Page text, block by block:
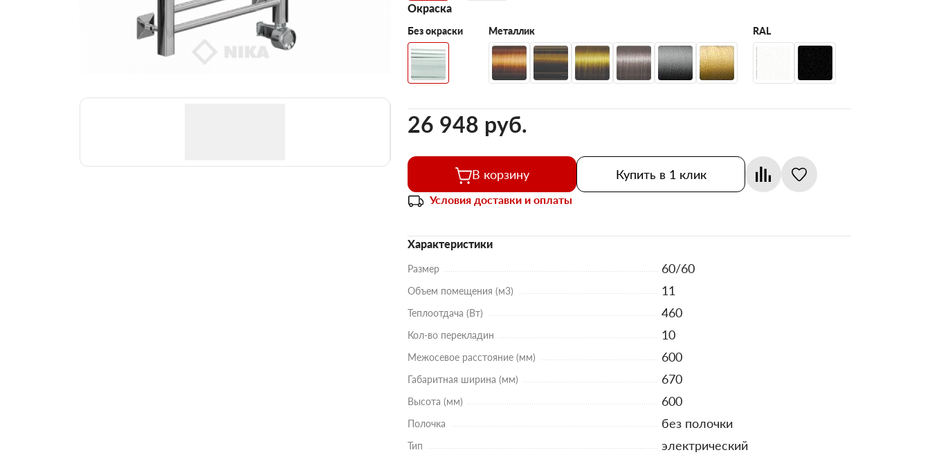
Окраска
Без окраски Металлик RAL
26 948 pуб.
В корзину Купить в 1 клик
Условия доставки и оплаты
Характеристики
Размер 60/60
Объем помещения (м3) 11
Теплоотдача (Вт) 460
Кол-во перекладин 10
Межосевое расстояние (мм) 600
Габаритная ширина (мм) 670
Высота (мм) 600
Полочка без полочки
Тип электрический